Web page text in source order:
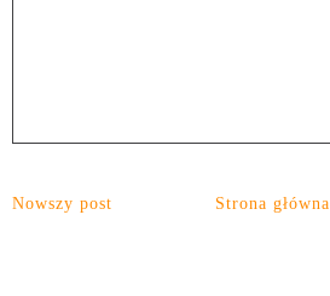
Nowszy post Strona główna